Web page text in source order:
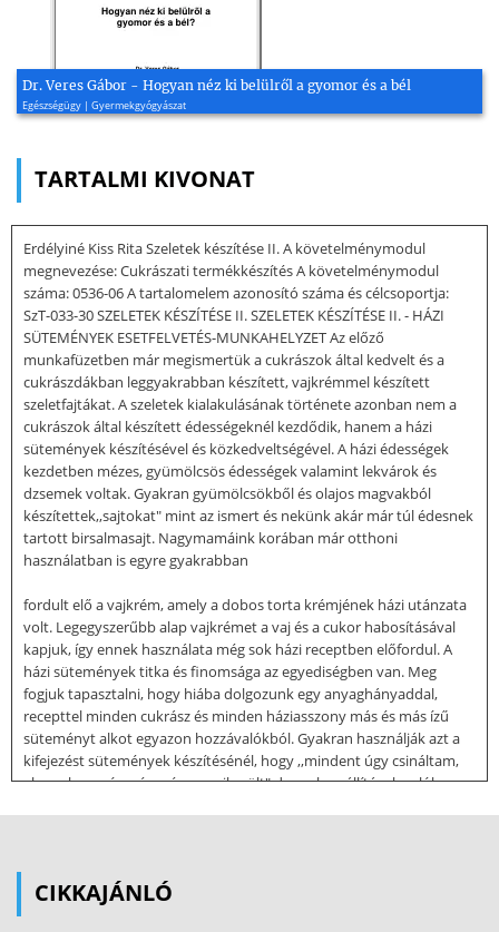
Dr. Veres Gábor - Hogyan néz ki belülről a gyomor és a bél
Egészségügy | Gyermekgyógyászat
TARTALMI KIVONAT
Erdélyiné Kiss Rita Szeletek készítése II. A követelménymodul
megnevezése: Cukrászati termékkészítés A követelménymodul
száma: 0536-06 A tartalomelem azonosító száma és célcsoportja:
SzT-033-30 SZELETEK KÉSZÍTÉSE II. SZELETEK KÉSZÍTÉSE II. - HÁZI
SÜTEMÉNYEK ESETFELVETÉS-MUNKAHELYZET Az előző
munkafüzetben már megismertük a cukrászok által kedvelt és a
cukrászdákban leggyakrabban készített, vajkrémmel készített
szeletfajtákat. A szeletek kialakulásának története azonban nem a
cukrászok által készített édességeknél kezdődik, hanem a házi
sütemények készítésével és közkedveltségével. A házi édességek
kezdetben mézes, gyümölcsös édességek valamint lekvárok és
dzsemek voltak. Gyakran gyümölcsökből és olajos magvakból
készítettek,,sajtokat" mint az ismert és nekünk akár már túl édesnek
tartott birsalmasajt. Nagymamáink korában már otthoni
használatban is egyre gyakrabban
fordult elő a vajkrém, amely a dobos torta krémjének házi utánzata
volt. Legegyszerűbb alap vajkrémet a vaj és a cukor habosításával
kapjuk, így ennek használata még sok házi receptben előfordul. A
házi sütemények titka és finomsága az egyediségben van. Meg
fogjuk tapasztalni, hogy hiába dolgozunk egy anyaghányaddal,
recepttel minden cukrász és minden háziasszony más és más ízű
süteményt alkot egyazon hozzávalókból. Gyakran használják azt a
kifejezést sütemények készítésénél, hogy ,,mindent úgy csináltam,
ahogy le van írva és mégsem sikerült" de ezek az állítások valóban
kapni? Szerencsés esetben jobbat, kevésbé szerencsés esetben
CIKKAJÁNLÓ